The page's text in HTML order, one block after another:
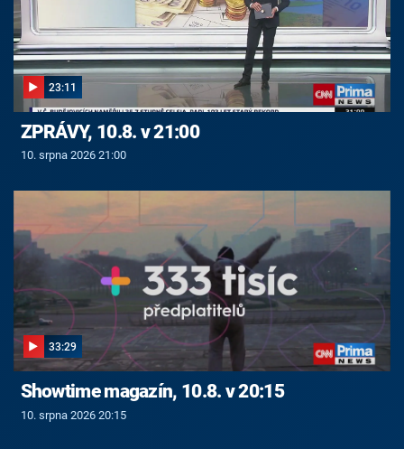
23:11
ZPRÁVY, 10.8. v 21:00
10. srpna 2026 21:00
33:29
Showtime magazín, 10.8. v 20:15
10. srpna 2026 20:15